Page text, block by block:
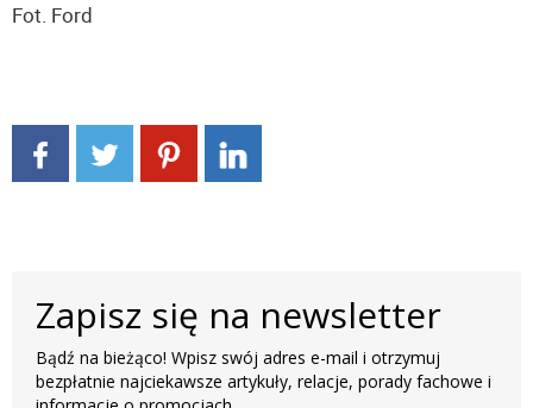
Fot. Ford
Zapisz się na newsletter
Bądź na bieżąco! Wpisz swój adres e-mail i otrzymuj
bezpłatnie najciekawsze artykuły, relacje, porady fachowe i